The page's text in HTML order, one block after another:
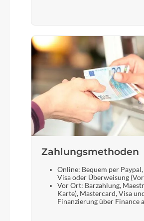
Zahlungsmethoden
Online: Bequem per
Visa oder Überweisung
Vor Ort: Barzahlung,
Karte), Mastercard, Visa
Finanzierung über Finance